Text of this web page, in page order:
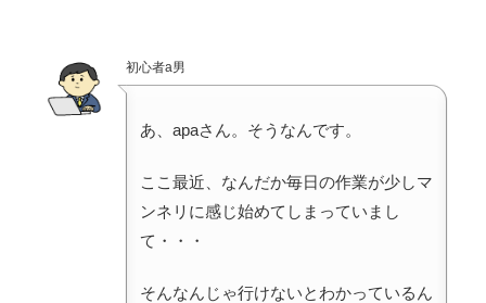
初心者a男
あ、apaさん。そうなんです。
ここ最近、なんだか毎日の作業が少しマ
ンネリに感じ始めてしまっていまし
て・・・
そんなんじゃ行けないとわかっているん